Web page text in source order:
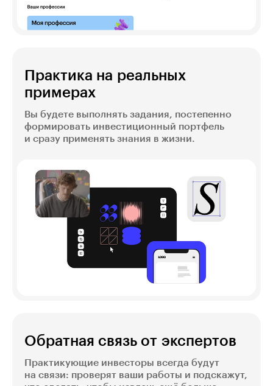
Практика на реальных
примерах
Вы будете выполнять задания, постепенно
формировать инвестиционный портфель
и сразу применять знания в жизни.
Обратная связь от экспертов
Практикующие инвесторы всегда будут
на связи: проверят ваши работы и подскажут,